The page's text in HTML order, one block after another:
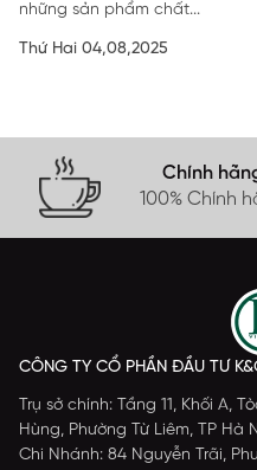
những sản phẩm chất...
Thứ Hai 04,08,2025
Chính
100% Chính
CÔNG TY CỔ PHẦN ĐẦU TƯ
Trụ sở chính: Tầng 11, Khối A,
Hùng, Phường Từ Liêm, TP Hà
Chi Nhánh: 84 Nguyễn Trãi,